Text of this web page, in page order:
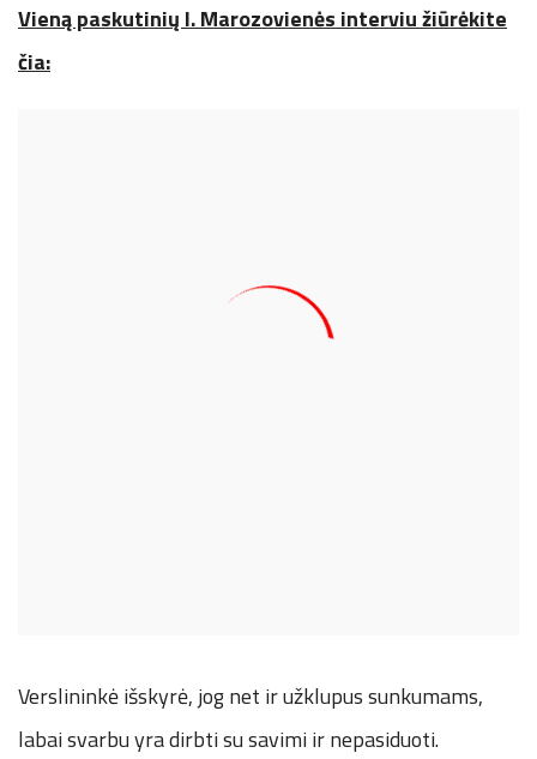
Vieną paskutinių I. Marozovienės interviu žiūrėkite
čia:
Verslininkė išskyrė, jog net ir užklupus sunkumams,
labai svarbu yra dirbti su savimi ir nepasiduoti.